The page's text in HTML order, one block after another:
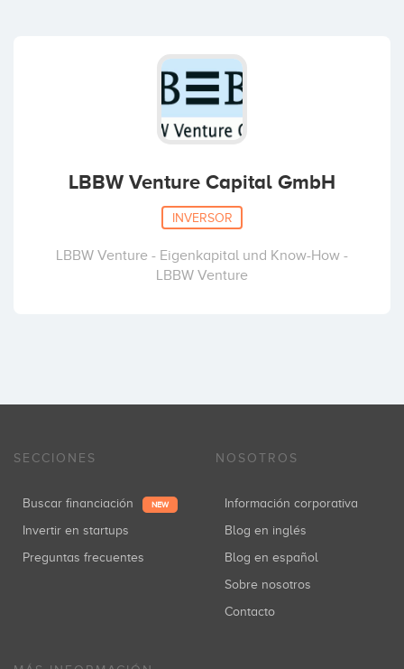
LBBW Venture Capital GmbH
INVERSOR
LBBW Venture - Eigenkapital und Know-How -
LBBW Venture
SECCIONES
Buscar financiación NEW
Invertir en startups
Preguntas frecuentes
NOSOTROS
Información corporativa
Blog en inglés
Blog en español
Sobre nosotros
Contacto